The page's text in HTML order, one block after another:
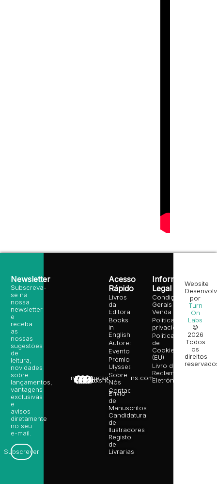
info@poetsandragons.com
Infantil
Adulto
Bookshop
Acesso
Rápido
Livros
da
Editora
Books
in
English
Autores
Eventos
Prémio
Ulysses
Sobre
Nós
Contactos
Envio
de
Manuscritos
Candidatura
de
Ilustradores
Registo
de
Livrarias
Informação
Legal
Condições
Gerais de
Venda
Política de
privacidade
Política
de
Cookies
(EU)
Livro de
Reclamações
Eletrónico
Newsletter
Subscreva-
se na
nossa
newsletter
e
receba
as
nossas
sugestões
de
leitura,
novidades
sobre
lançamentos,
vantagens
exclusivas
e
avisos
diretamente
no seu
e-mail.
Subscrever
Website
por
Turn
On
Labs
©
2026
Todos
os
direitos